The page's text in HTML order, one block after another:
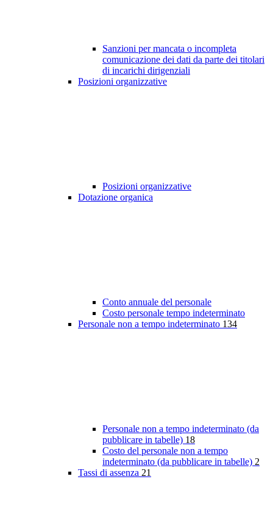
Sanzioni per mancata o incompleta
comunicazione dei dati da parte dei titolari
di incarichi dirigenziali
Posizioni organizzative
Posizioni organizzative
Dotazione organica
Conto annuale del personale
Costo personale tempo indeterminato
Personale non a tempo indeterminato 134
Personale non a tempo indeterminato (da
pubblicare in tabelle) 18
Costo del personale non a tempo
indeterminato (da pubblicare in tabelle) 2
Tassi di assenza 21